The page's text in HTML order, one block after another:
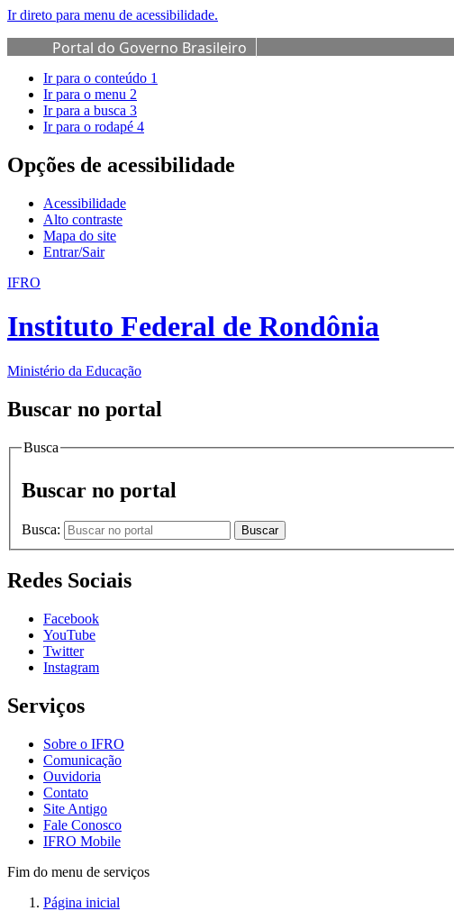
Ir direto para menu de acessibilidade.
Portal do Governo Brasileiro
Ir para o conteúdo 1
Ir para o menu 2
Ir para a busca 3
Ir para o rodapé 4
Opções de acessibilidade
Acessibilidade
Alto contraste
Mapa do site
Entrar/Sair
IFRO
Instituto Federal de Rondônia
Ministério da Educação
Buscar no portal
Busca
Buscar no portal
Busca: Buscar
Redes Sociais
Facebook
YouTube
Twitter
Instagram
Serviços
Sobre o IFRO
Comunicação
Ouvidoria
Contato
Site Antigo
Fale Conosco
IFRO Mobile
Fim do menu de serviços
Página inicial